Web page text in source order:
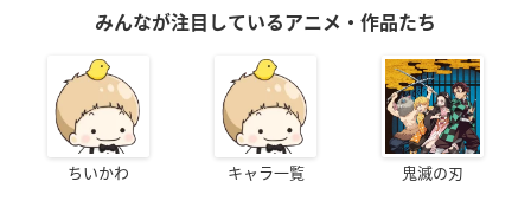
みんなが注目しているアニメ・作品たち
ちいかわ キャラ一覧 鬼滅の刃